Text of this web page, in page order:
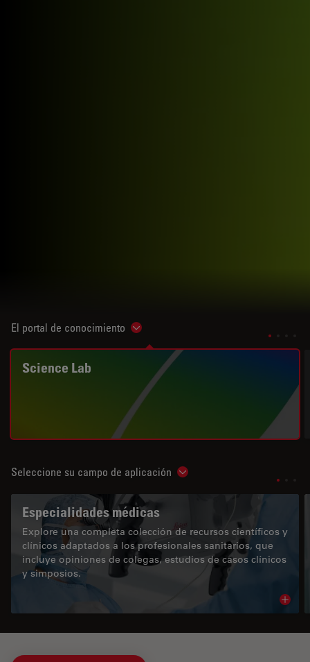
El portal de conocimiento Show subnavigation
Science Lab
Seleccione su campo de aplicación Show subnavigation
Especialidades médicas
Explore una completa colección de recursos científicos y
clínicos adaptados a los profesionales sanitarios, que
incluye opiniones de colegas, estudios de casos clínicos
y simposios.